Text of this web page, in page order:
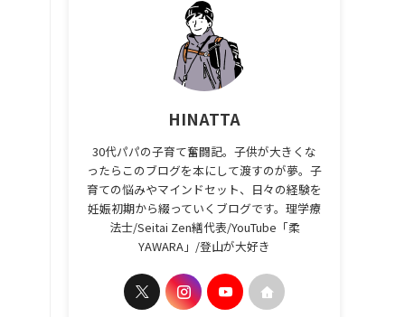
HINATTA
30代パパの子育て奮闘記。子供が大きくな
ったらこのブログを本にして渡すのが夢。子
育ての悩みやマインドセット、日々の経験を
妊娠初期から綴っていくブログです。理学療
法士/Seitai Zen繕代表/YouTube「柔
YAWARA」/登山が大好き